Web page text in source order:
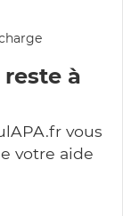
à
vous
votre aide